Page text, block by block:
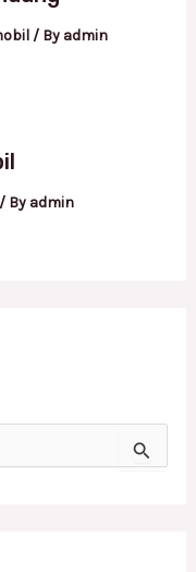
/ By admin
By admin